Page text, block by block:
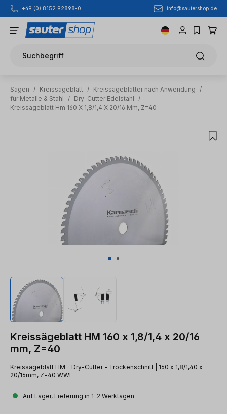
Zum Hauptinhalt springen
+49 (0) 8152 92898-0 info@sautershop.de
Suchbegriff
Sägen / Kreissägeblatt / Kreissägeblätter nach Anwendung
/
für Metalle & Stahl
/ Dry-Cutter Edelstahl
/
Kreissägeblatt Hm 160 X 1,8/1,4 X 20/16 Mm, Z=40
Kreissägeblatt HM 160 x 1,8/1,4 x 20/16
mm, Z=40
Kreissägeblatt HM - Dry-Cutter - Trockenschnitt | 160 x 1,8/1,40 x
20/16mm, Z=40 WWF
Auf Lager, Lieferung in 1-2 Werktagen